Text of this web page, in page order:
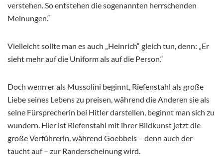
verstehen. So entstehen die sogenannten herrschenden
Meinungen.“
Vielleicht sollte man es auch „Heinrich“ gleich tun, denn: „Er
sieht mehr auf die Uniform als auf die Person.“
Doch wenn er als Mussolini beginnt, Riefenstahl als große
Liebe seines Lebens zu preisen, während die Anderen sie als
seine Fürsprecherin bei Hitler darstellen, beginnt man sich zu
wundern. Hier ist Riefenstahl mit ihrer Bildkunst jetzt die
große Verführerin, während Goebbels – denn auch der
taucht auf – zur Randerscheinung wird.